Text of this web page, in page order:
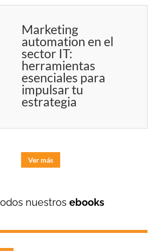
Marketing
automation en el
sector IT:
herramientas
esenciales para
impulsar tu
estrategia
Ver más
nuestrosebooks